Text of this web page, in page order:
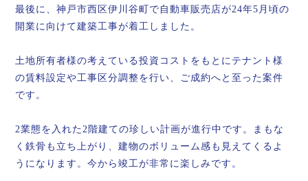
最後に、神戸市西区伊川谷町で自動車販売店が24年5月頃の
開業に向けて建築工事が着工しました。
土地所有者様の考えている投資コストをもとにテナント様
の賃料設定や工事区分調整を行い、ご成約へと至った案件
です。
2業態を入れた2階建ての珍しい計画が進行中です。まもな
く鉄骨も立ち上がり、建物のボリューム感も見えてくるよ
うになります。今から竣工が非常に楽しみです。